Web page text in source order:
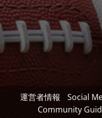
運営者情報 Social
Community